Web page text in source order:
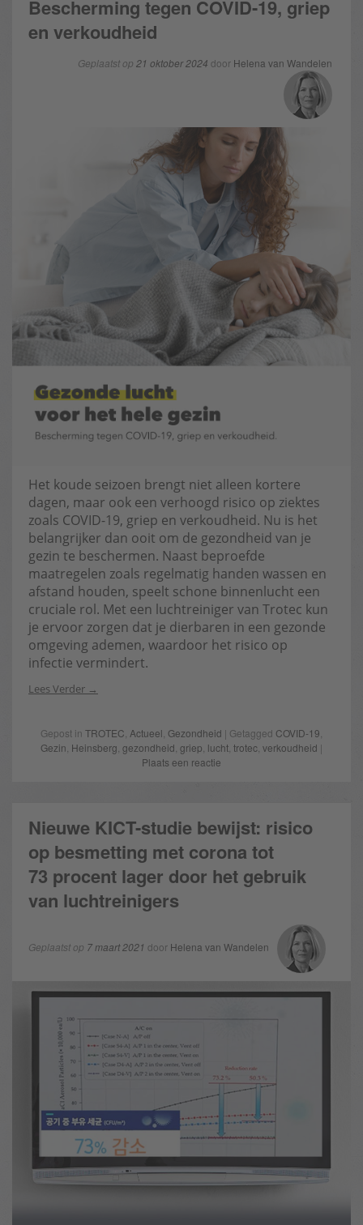
Bescherming tegen COVID-19, griep
en verkoudheid
Geplaatst op 21 oktober 2024 door Helena van Wandelen
Het koude seizoen brengt niet alleen kortere
dagen, maar ook een verhoogd risico op ziektes
zoals COVID-19, griep en verkoudheid. Nu is het
belangrijker dan ooit om de gezondheid van je
gezin te beschermen. Naast beproefde
maatregelen zoals regelmatig handen wassen en
afstand houden, speelt schone binnenlucht een
cruciale rol. Met een luchtreiniger van Trotec kun
je ervoor zorgen dat je dierbaren in een gezonde
omgeving ademen, waardoor het risico op
infectie vermindert.
Lees Verder
Gepost in TROTEC Actueel Gezondheid | Getagged COVID-19
Gezin Heinsberg gezondheid griep lucht trotec verkoudheid |
Plaats een reactie
Nieuwe KICT-studie bewijst: risico
op besmetting met corona tot
73 procent lager door het gebruik
van luchtreinigers
Geplaatst op 7 maart 2021 door Helena van Wandelen